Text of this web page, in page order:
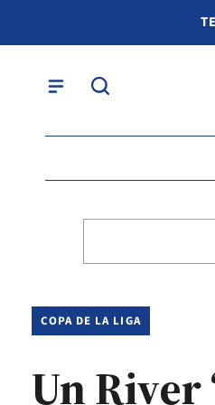
COPA DE LA LIGA
Un